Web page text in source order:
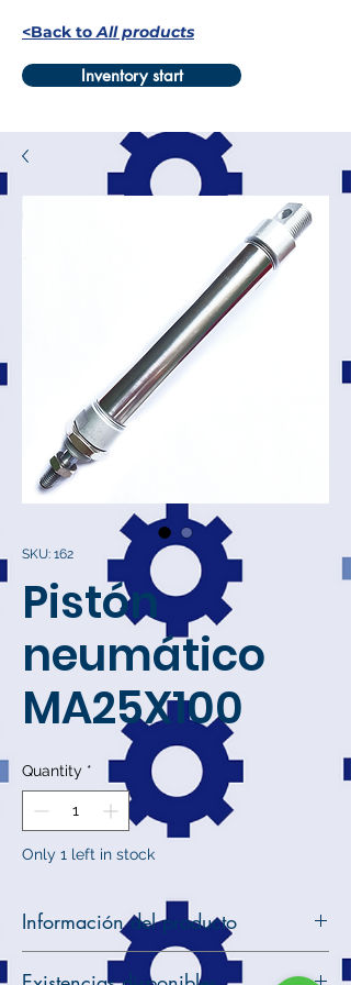
<Back toAll products
Inventory start
SKU: 162
Pistón
neumático
MA25X100
Quantity *
Only 1 left in stock
Información del producto
Descripción: Pistón neumático